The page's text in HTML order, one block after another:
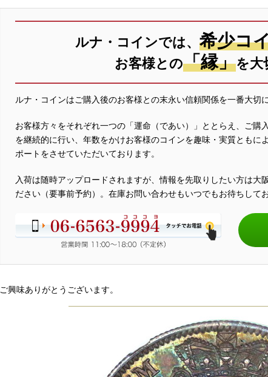
ルナ・コインでは、 希少コ
お客様との「縁」を大
ルナ・コインはご購入後のお客様との末永い信頼関係を一番大切
お客様方々をそれぞれ一つの「運命（であい）」ととらえ、ご購
を継続的に行い、年数をかけお客様のコインを趣味・実質ともに
ポートをさせていただいております。
入荷は随時アップロードされますが、情報を先取りしたい方は大
ださい（要事前予約）。在庫お問い合わせもいつでもお待ちしてお
ご興味ありがとうございます。